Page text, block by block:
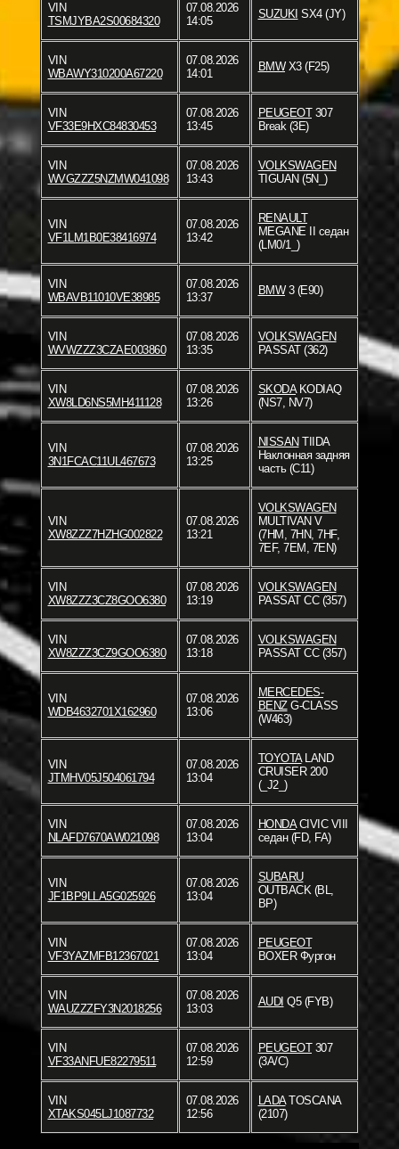
VIN
TSMJYBA2S00684320
07.08.2026
14:05
SUZUKI SX4 (JY)
VIN
WBAWY310200A67220
07.08.2026
14:01
BMWX3 (F25)
VIN
VF33E9HXC84830453
07.08.2026
13:45
PEUGEOT307
Break (3E)
VIN
WVGZZZ5NZMW041098
07.08.2026
13:43
VOLKSWAGEN
TIGUAN (5N_)
VIN
VF1LM1B0E38416974
07.08.2026
13:42
RENAULT
MEGANE II седан
(LM0/1_)
VIN
WBAVB11010VE38985
07.08.2026
13:37
BMW3 (E90)
VIN
WVWZZZ3CZAE003860
07.08.2026
13:35
VOLKSWAGEN
PASSAT (362)
VIN
XW8LD6NS5MH411128
07.08.2026
13:26
SKODAKODIAQ
(NS7, NV7)
VIN
3N1FCAC11UL467673
07.08.2026
13:25
NISSAN TIIDA
Наклонная задняя
часть (C11)
VIN
XW8ZZZ7HZHG002822
07.08.2026
13:21
VOLKSWAGEN
MULTIVAN V
(7HM, 7HN, 7HF,
7EF, 7EM, 7EN)
VIN
XW8ZZZ3CZ8GOO6380
07.08.2026
13:19
VOLKSWAGEN
PASSAT CC (357)
VIN
XW8ZZZ3CZ9GOO6380
07.08.2026
13:18
VOLKSWAGEN
PASSAT CC (357)
VIN
WDB4632701X162960
07.08.2026
13:06
MERCEDES-
BENZG-CLASS
(W463)
VIN
JTMHV05J504061794
07.08.2026
13:04
TOYOTALAND
CRUISER 200
(_J2_)
VIN
NLAFD7670AW021098
07.08.2026
13:04
HONDACIVIC VIII
седан (FD, FA)
VIN
JF1BP9LLA5G025926
07.08.2026
13:04
SUBARU
OUTBACK (BL,
BP)
VIN
VF3YAZMFB12367021
07.08.2026
13:04
PEUGEOT
BOXER Фургон
VIN
WAUZZZFY3N2018256
07.08.2026
13:03
AUDI Q5 (FYB)
VIN
VF33ANFUE82279511
07.08.2026
12:59
PEUGEOT307
(3A/C)
VIN
XTAKS045LJ1087732
07.08.2026
12:56
LADATOSCANA
(2107)